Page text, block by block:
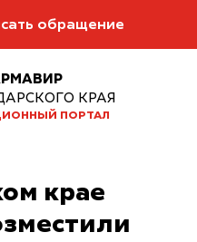
обращение
КРАЯ
ПОРТАЛ
крае